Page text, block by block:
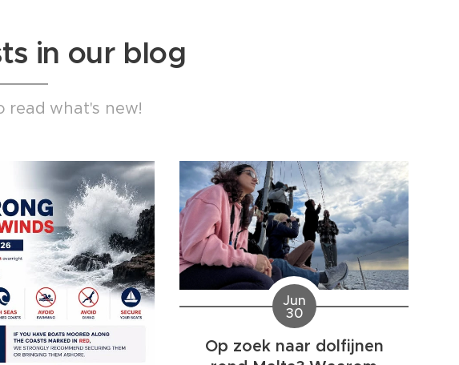
in our blog
read what's new!
Jun
30
Op zoek naar dolfijnen